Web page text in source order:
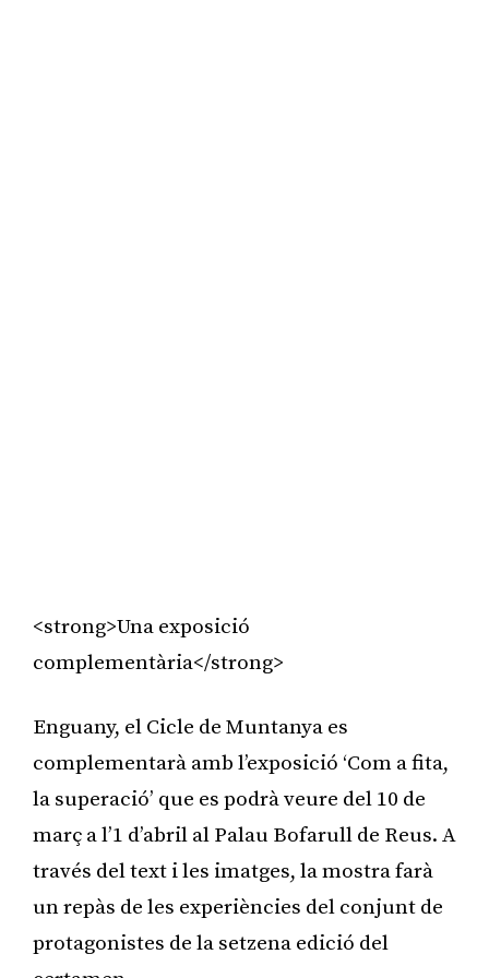
<strong>Una exposició
complementària</strong>
Enguany, el Cicle de Muntanya es
complementarà amb l’exposició ‘Com a fita,
la superació’ que es podrà veure del 10 de
març a l’1 d’abril al Palau Bofarull de Reus. A
través del text i les imatges, la mostra farà
un repàs de les experiències del conjunt de
protagonistes de la setzena edició del